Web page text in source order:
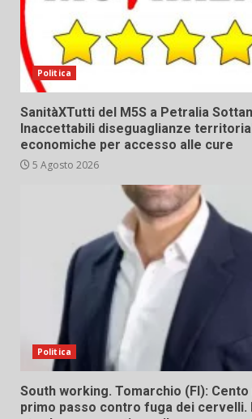
Politica
SanitàXTutti del M5S a Petralia
Inaccettabili diseguaglianze
economiche per accesso alle cure
5 Agosto 2026
Politica
South working. Tomarchio (FI):
primo passo contro fuga dei